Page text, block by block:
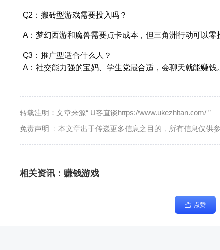
Q2：搬砖型游戏需要投入吗？
A：梦幻西游和魔兽需要点卡成本，但三角洲行动可以零
Q3：推广型适合什么人？
A：社交能力强的宝妈、学生党最合适，会聊天就能赚钱
转载注明：文章来源“ U客直谈https://www.ukezhitan.com/ ”
免责声明 ：本文章出于传递更多信息之目的，所有信息仅供
相关资讯： 赚钱游戏
点赞